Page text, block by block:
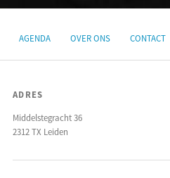
AGENDA OVER ONS CONTACT
ADRES
Middelstegracht 36
2312 TX Leiden